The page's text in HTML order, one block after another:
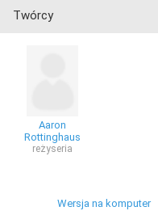
Twórcy
Aaron
Rottinghaus
reżyseria
Wersja na komputer